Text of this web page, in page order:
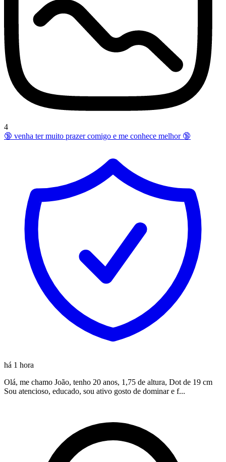
4
🔞 venha ter muito prazer comigo e me conhece melhor 🔞
há 1 hora
Olá, me chamo João, tenho 20 anos, 1,75 de altura, Dot de 19 cm
Sou atencioso, educado, sou ativo gosto de dominar e f...